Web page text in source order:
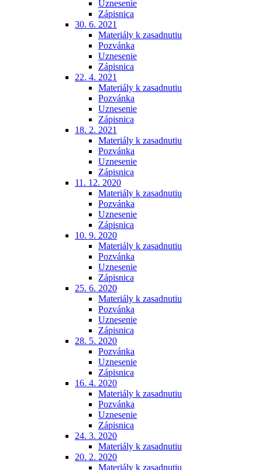
Uznesenie
Zápisnica
30. 6. 2021
Materiály k zasadnutiu
Pozvánka
Uznesenie
Zápisnica
22. 4. 2021
Materiály k zasadnutiu
Pozvánka
Uznesenie
Zápisnica
18. 2. 2021
Materiály k zasadnutiu
Pozvánka
Uznesenie
Zápisnica
11. 12. 2020
Materiály k zasadnutiu
Pozvánka
Uznesenie
Zápisnica
10. 9. 2020
Materiály k zasadnutiu
Pozvánka
Uznesenie
Zápisnica
25. 6. 2020
Materiály k zasadnutiu
Pozvánka
Uznesenie
Zápisnica
28. 5. 2020
Pozvánka
Uznesenie
Zápisnica
16. 4. 2020
Materiály k zasadnutiu
Pozvánka
Uznesenie
Zápisnica
24. 3. 2020
Materiály k zasadnutiu
20. 2. 2020
Materiály k zasadnutiu